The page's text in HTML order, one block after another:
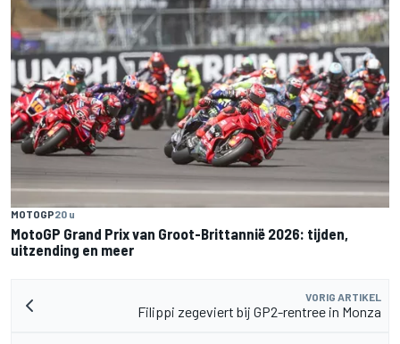
MOTOGP20 u
MotoGP Grand Prix van Groot-Brittannië 2026: tijden,
uitzending en meer
VORIG ARTIKEL
Filippi zegeviert bij GP2-rentree in Monza